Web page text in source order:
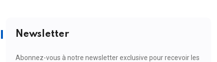
Newsletter
Abonnez-vous à notre newsletter exclusive pour recevoir les